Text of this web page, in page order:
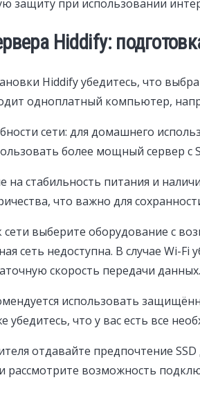
защиту при использовании
Hiddify:
Hiddify убедитесь, что
одноплатный компьютер,
сети: для домашнего
более мощный сервер
на стабильность питания и
что важно для
выберите оборудование с
сеть недоступна. В случае
скорость передачи данных.
использовать
убедитесь, что у вас есть все
отдавайте предпочтение
рассмотрите возможность